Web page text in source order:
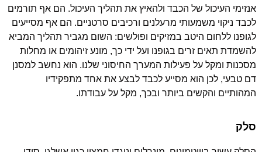
אנזימי העיכול של הכבד ולהאיץ את תהליך העיכול. הם אף תורמים
לכבד ניקוי משמעותי מרעלנים ורכיבים סרטניים. הם אף מסייעים
לגופנו ללחום היטב במזיקים ופולשים: השום מגביר תהליך המביא
להשמדת תאים זרים בגופנו ועל ידי כך, מונע זיהומים או מחלות
מסכנות ומקל על פעילות המערך החיסוני שלנו. הוא נחשב למסנן
דם טבעי, לכן הוא מסייע לכבד לבצע את אחד מתפקידיו
המהותיים והקשים ביותר ובכך, מקל על עבודתו.
סלק